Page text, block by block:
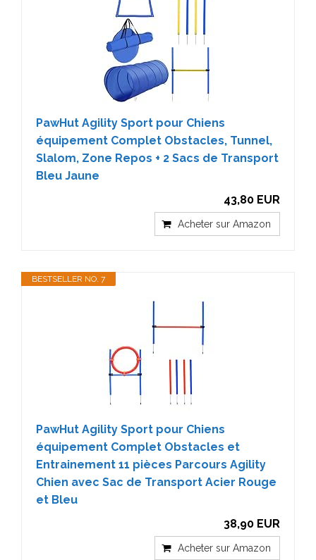
PawHut Agility Sport pour Chiens
équipement Complet Obstacles, Tunnel,
Slalom, Zone Repos + 2 Sacs de Transport
Bleu Jaune
43,80 EUR
Acheter sur Amazon
BESTSELLER NO. 7
PawHut Agility Sport pour Chiens
équipement Complet Obstacles et
Entrainement 11 pièces Parcours Agility
Chien avec Sac de Transport Acier Rouge
et Bleu
38,90 EUR
Acheter sur Amazon